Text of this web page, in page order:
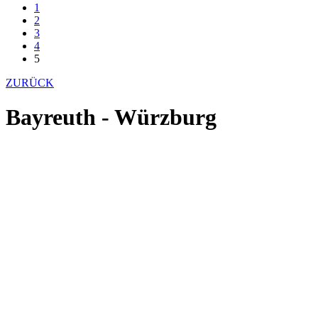
1
2
3
4
5
ZURÜCK
Bayreuth - Würzburg